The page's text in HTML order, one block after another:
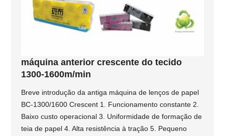
máquina anterior crescente do tecido
1300-1600m/min
Breve introdução da antiga máquina de lenços de papel
BC-1300/1600 Crescent 1. Funcionamento constante 2.
Baixo custo operacional 3. Uniformidade de formação de
teia de papel 4. Alta resistência à tração 5. Pequeno